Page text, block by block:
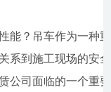
能？吊车作为一种
系到施工现场的安
公司面临的一个重